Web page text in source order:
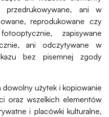
ani w
reprodukowane czy
zapisywane
ani odczytywane w
bez pisemnej zgody
użytek i kopiowanie
oraz wszelkich elementów
i placówki kulturalne,